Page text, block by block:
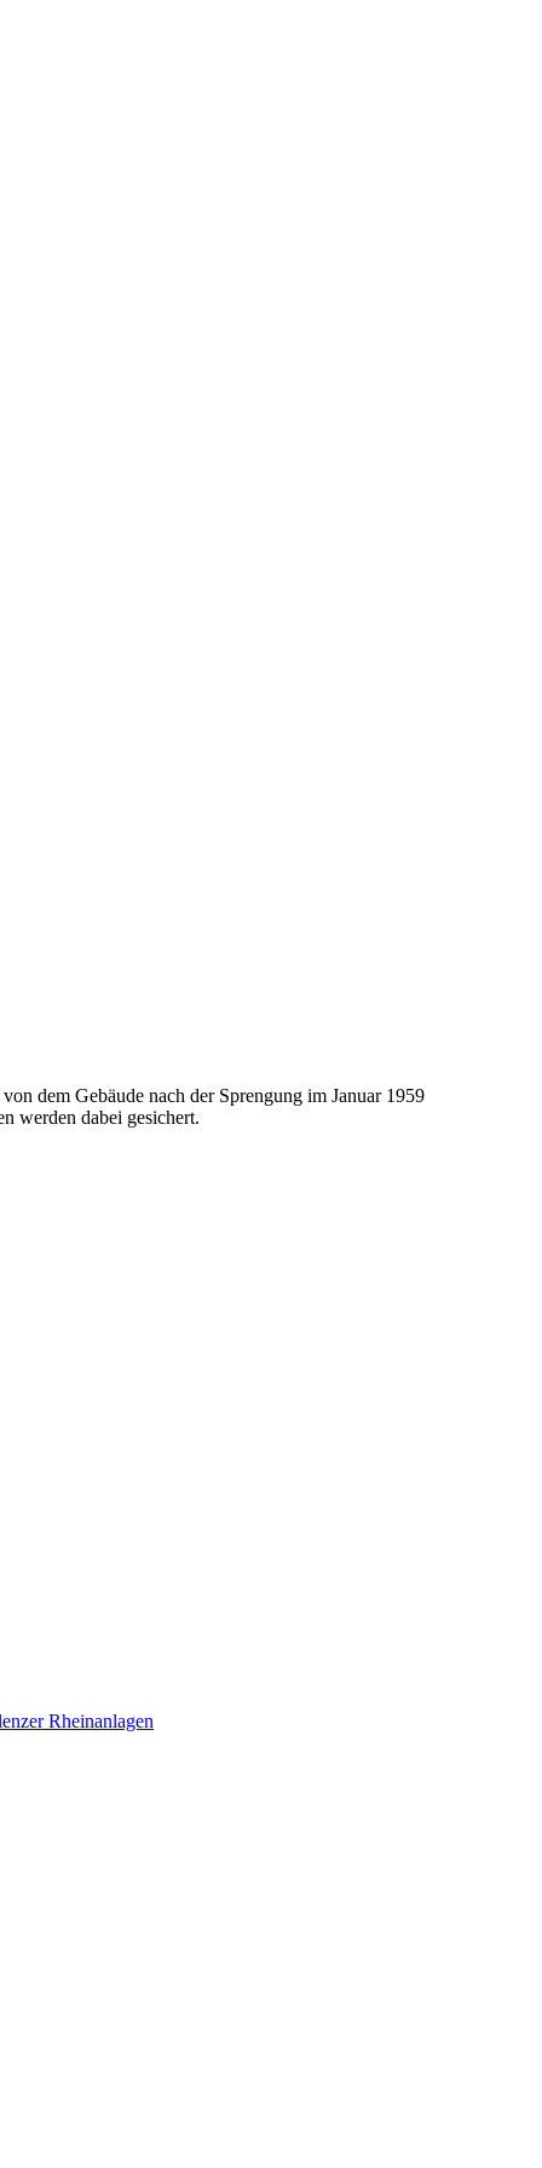
dem Gebäude nach der Sprengung im Januar 1959
werden dabei gesichert.
Rheinanlagen